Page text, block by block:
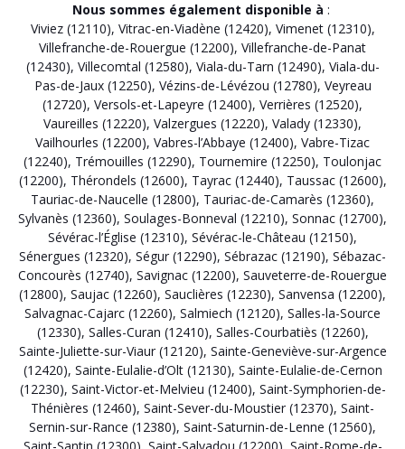
Nous sommes également disponible à :
Viviez (12110), Vitrac-en-Viadène (12420), Vimenet (12310),
Villefranche-de-Rouergue (12200), Villefranche-de-Panat
(12430), Villecomtal (12580), Viala-du-Tarn (12490), Viala-du-
Pas-de-Jaux (12250), Vézins-de-Lévézou (12780), Veyreau
(12720), Versols-et-Lapeyre (12400), Verrières (12520),
Vaureilles (12220), Valzergues (12220), Valady (12330),
Vailhourles (12200), Vabres-l’Abbaye (12400), Vabre-Tizac
(12240), Trémouilles (12290), Tournemire (12250), Toulonjac
(12200), Thérondels (12600), Tayrac (12440), Taussac (12600),
Tauriac-de-Naucelle (12800), Tauriac-de-Camarès (12360),
Sylvanès (12360), Soulages-Bonneval (12210), Sonnac (12700),
Sévérac-l’Église (12310), Sévérac-le-Château (12150),
Sénergues (12320), Ségur (12290), Sébrazac (12190), Sébazac-
Concourès (12740), Savignac (12200), Sauveterre-de-Rouergue
(12800), Saujac (12260), Sauclières (12230), Sanvensa (12200),
Salvagnac-Cajarc (12260), Salmiech (12120), Salles-la-Source
(12330), Salles-Curan (12410), Salles-Courbatiès (12260),
Sainte-Juliette-sur-Viaur (12120), Sainte-Geneviève-sur-Argence
(12420), Sainte-Eulalie-d’Olt (12130), Sainte-Eulalie-de-Cernon
(12230), Saint-Victor-et-Melvieu (12400), Saint-Symphorien-de-
Thénières (12460), Saint-Sever-du-Moustier (12370), Saint-
Sernin-sur-Rance (12380), Saint-Saturnin-de-Lenne (12560),